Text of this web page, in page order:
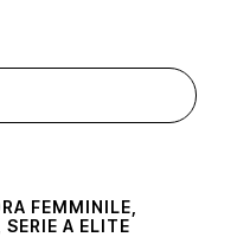
FEMMINILE,
SERIE A ELITE